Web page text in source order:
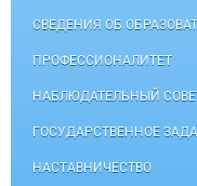
СВЕДЕНИЯ ОБ
ПРОФЕССИОНАЛИТЕТ
НАБЛЮДАТЕЛЬНЫЙ
ГОСУДАРСТВЕННОЕ
НАСТАВНИЧЕСТВО